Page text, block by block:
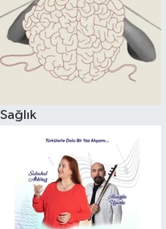
Sağlık
Magazin